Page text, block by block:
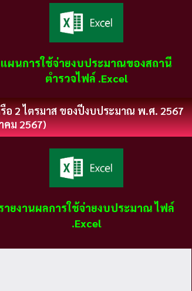
แผนการใช้จ่ายงบประมาณของสถานี
ตำรวจไฟล์ .Excel
อ 2 ไตรมาส ของปีงบประมาณ พ.ศ. 2567
คม 2567)
ายงานผลการใช้จ่ายงบประมาณ ไฟล์
.Excel